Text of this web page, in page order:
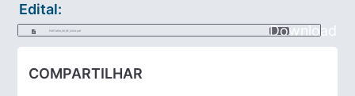
Edital:
PORTARIA_99_DE_2024.pdf Download
COMPARTILHAR